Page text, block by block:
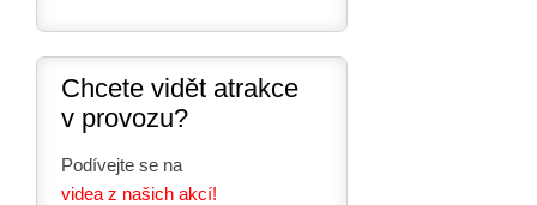
Chcete vidět atrakce
v provozu?
Podívejte se na
videa z našich akcí!